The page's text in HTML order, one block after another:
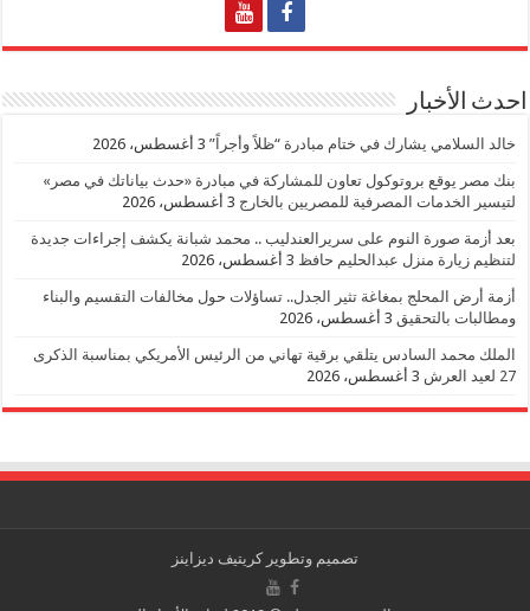
احدث الأخبار
خالد السلامي يشارك في ختام مبادرة “ظلاً وأجراً” 3 أغسطس، 2026
بنك مصر يوقع بروتوكول تعاون للمشاركة في مبادرة «حدث بياناتك في مصر»
لتيسير الخدمات المصرفية للمصريين بالخارج 3 أغسطس، 2026
بعد أزمة صورة النوم على سريرالعندليب .. محمد شبانة يكشف إجراءات جديدة
لتنظيم زيارة منزل عبدالحليم حافظ 3 أغسطس، 2026
أزمة أرض المحلج بمغاغة تثير الجدل.. تساؤلات حول مخالفات التقسيم والبناء
ومطالبات بالتحقيق 3 أغسطس، 2026
الملك محمد السادس يتلقي برقية تهاني من الرئيس الأمريكي بمناسبة الذكرى
27 لعيد العرش
3 أغسطس، 2026
تصميم وتطويركريتيف ديزاينز